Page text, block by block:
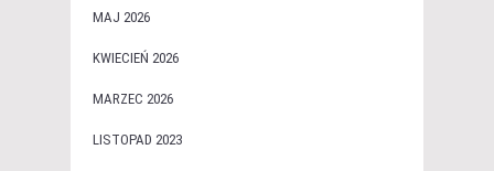
MAJ 2026
KWIECIEŃ 2026
MARZEC 2026
LISTOPAD 2023